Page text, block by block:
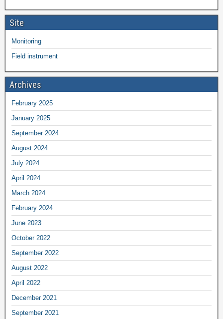
Site
Monitoring
Field instrument
Archives
February 2025
January 2025
September 2024
August 2024
July 2024
April 2024
March 2024
February 2024
June 2023
October 2022
September 2022
August 2022
April 2022
December 2021
September 2021